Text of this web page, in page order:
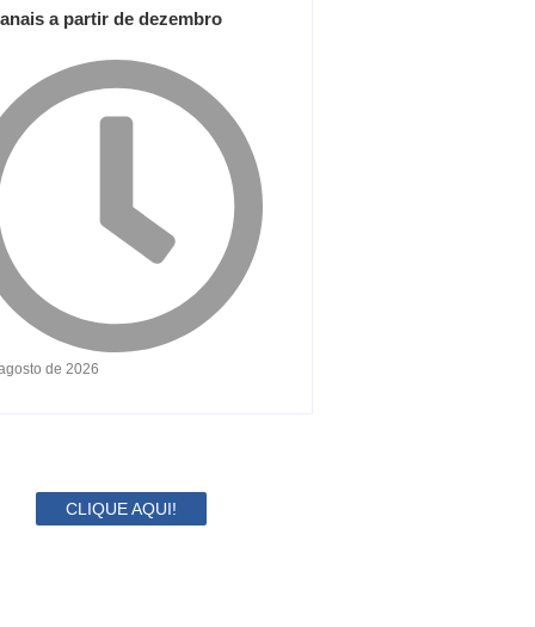
a partir de dezembro
de 2026
CLIQUE AQUI!